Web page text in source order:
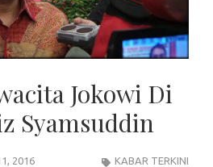
Jokowi Di
Syamsuddin
2016 KABAR TERKINI